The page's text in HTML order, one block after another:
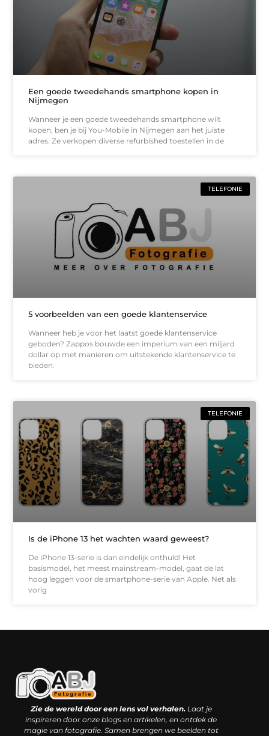
Een goede tweedehands smartphone kopen in
Nijmegen
Wanneer je een goede tweedehands smartphone wilt
kopen, ben je bij You-Mobile in Nijmegen aan het juiste
adres. Ze verkopen diverse refurbished toestellen in de
TELEFONIE
5 voorbeelden van een goede klantenservice
Wanneer heb je voor het laatst goede klantenservice
geboden? Zappos bouwde een imperium van een miljard
dollar op met manieren om uitstekende klantenservice te
bieden.
TELEFONIE
Is de iPhone 13 het wachten waard geweest?
De iPhone 13-serie is dan eindelijk onthuld! Het
basismodel, het meest mainstream-model, gaat de lat
hoog leggen voor de smartphone-serie van Apple. Net als
vorig
Zie de wereld door een lens vol verhalen.Laat je
inspireren door onze blogs en artikelen, en ontdek de
magie van fotografie. Samen brengen we beelden tot